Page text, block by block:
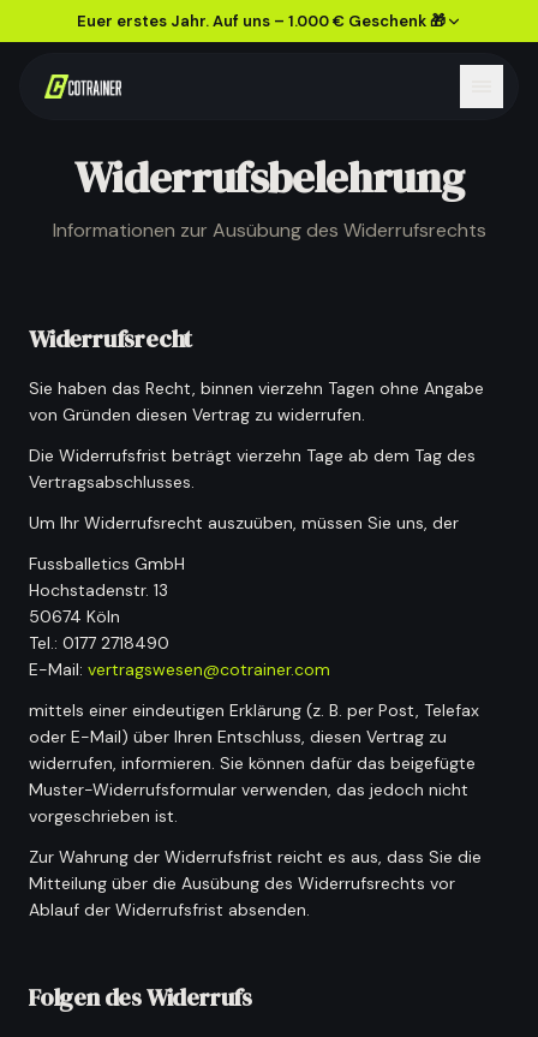
Euer erstes Jahr. Auf uns – 1.000 € Geschenk 🎁
Widerrufsbelehrung
Informationen zur Ausübung des Widerrufsrechts
Widerrufsrecht
Sie haben das Recht, binnen vierzehn Tagen ohne Angabe
von Gründen diesen Vertrag zu widerrufen.
Die Widerrufsfrist beträgt vierzehn Tage ab dem Tag des
Vertragsabschlusses.
Um Ihr Widerrufsrecht auszuüben, müssen Sie uns, der
Fussballetics GmbH
Hochstadenstr. 13
50674 Köln
Tel.: 0177 2718490
E-Mail: vertragswesen@cotrainer.com
mittels einer eindeutigen Erklärung (z. B. per Post, Telefax
oder E-Mail) über Ihren Entschluss, diesen Vertrag zu
widerrufen, informieren. Sie können dafür das beigefügte
Muster-Widerrufsformular verwenden, das jedoch nicht
vorgeschrieben ist.
Zur Wahrung der Widerrufsfrist reicht es aus, dass Sie die
Mitteilung über die Ausübung des Widerrufsrechts vor
Ablauf der Widerrufsfrist absenden.
Folgen des Widerrufs